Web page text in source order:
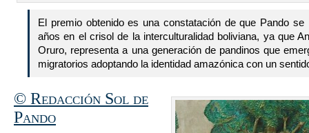
El premio obtenido es una constatación de que Pando
años en el crisol de la interculturalidad boliviana, ya que
Oruro, representa a una generación de pandinos que
migratorios adoptando la identidad amazónica con un
© Redacción Sol de
Pando